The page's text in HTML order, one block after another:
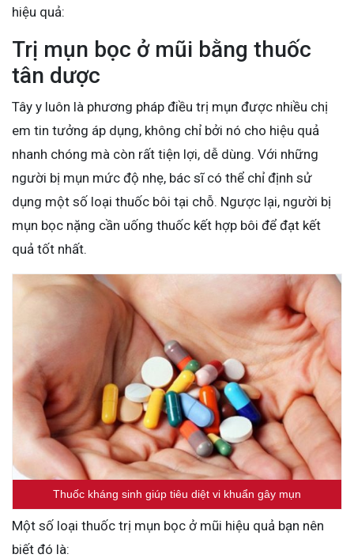
hiệu quả:
Trị mụn bọc ở mũi bằng thuốc
tân dược
Tây y luôn là phương pháp điều trị mụn được nhiều chị
em tin tưởng áp dụng, không chỉ bởi nó cho hiệu quả
nhanh chóng mà còn rất tiện lợi, dễ dùng. Với những
người bị mụn mức độ nhẹ, bác sĩ có thể chỉ định sử
dụng một số loại thuốc bôi tại chỗ. Ngược lại, người bị
mụn bọc nặng cần uống thuốc kết hợp bôi để đạt kết
quả tốt nhất.
Thuốc kháng sinh giúp tiêu diệt vi khuẩn gây mụn
Một số loại thuốc trị mụn bọc ở mũi hiệu quả bạn nên
biết đó là: